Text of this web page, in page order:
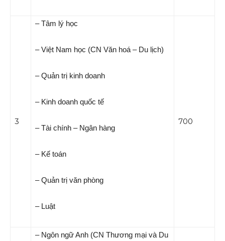
3
– Tâm lý học
– Việt Nam học (CN Văn hoá – Du lịch)
– Quản trị kinh doanh
– Kinh doanh quốc tế
– Tài chính – Ngân hàng
– Kế toán
– Quản trị văn phòng
– Luật
700
– Ngôn ngữ Anh (CN Thương mại và Du